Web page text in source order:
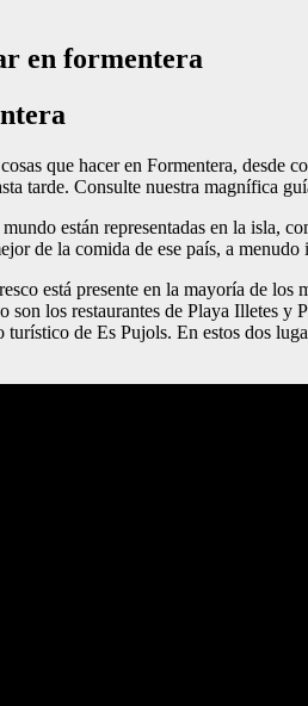
en formentera
que hacer en Formentera, desde
tarde. Consulte nuestra magnífica
están representadas en la isla,
de la comida de ese país, a
está presente en la mayoría de
son los restaurantes de Playa Illetes
de Es Pujols. En estos dos